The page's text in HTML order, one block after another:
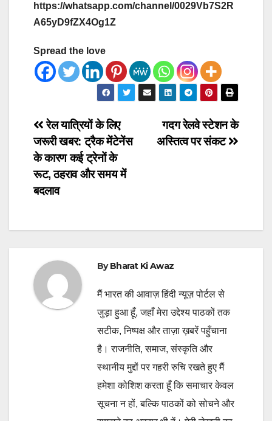
https://whatsapp.com/channel/0029Vb7S2R
A65yD9fZX4Og1Z
Spread the love
Post
navigation
गदग रेलवे स्टेशन के
अस्तित्व पर संकट
रेल यात्रियों के लिए
जरूरी खबर: ट्रैक मेंटेनेंस
के कारण कई ट्रेनों के
रूट, ठहराव और समय में
बदलाव
ByBharat Ki Awaz
मैं भारत की आवाज़ हिंदी न्यूज़ पोर्टल से
जुड़ा हुआ हूँ, जहाँ मेरा उद्देश्य पाठकों तक
सटीक, निष्पक्ष और ताज़ा ख़बरें पहुँचाना
है। राजनीति, समाज, संस्कृति और
स्थानीय मुद्दों पर गहरी रुचि रखते हुए मैं
हमेशा कोशिश करता हूँ कि समाचार केवल
सूचना न हों, बल्कि पाठकों को सोचने और